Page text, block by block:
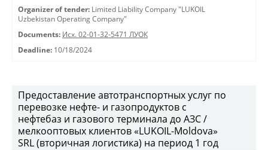
Organizer of tender: Limited Liability Company "LUKOIL
Uzbekistan Operating Company"
Documents: Исх. 02-01-32-5471 ЛУОК
Deadline: 10/18/2024
Предоставление автотранспортных услуг по
перевозке нефте- и газопродуктов с
нефтебаз и газового терминала до АЗС /
мелкооптовых клиентов «LUKOIL-Moldova»
SRL (вторичная логистика) на период 1 год